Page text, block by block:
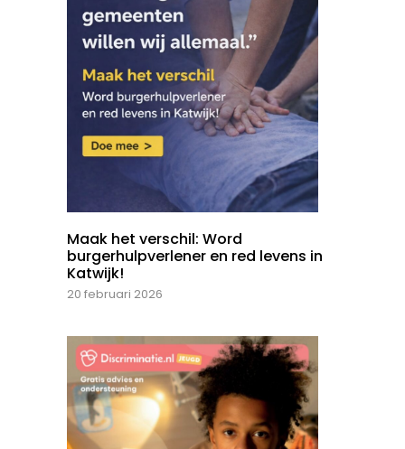
Maak het verschil: Word
burgerhulpverlener en red levens in
Katwijk!
20 februari 2026